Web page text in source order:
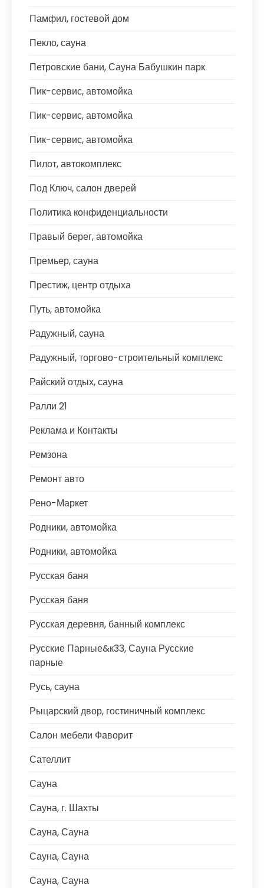
Памфил, гостевой дом
Пекло, сауна
Петровские бани, Сауна Бабушкин парк
Пик-сервис, автомойка
Пик-сервис, автомойка
Пик-сервис, автомойка
Пилот, автокомплекс
Под Ключ, салон дверей
Политика конфиденциальности
Правый берег, автомойка
Премьер, сауна
Престиж, центр отдыха
Путь, автомойка
Радужный, сауна
Радужный, торгово-строительный комплекс
Райский отдых, сауна
Ралли 21
Реклама и Контакты
Ремзона
Ремонт авто
Рено-Маркет
Родники, автомойка
Родники, автомойка
Русская баня
Русская баня
Русская деревня, банный комплекс
Русские Парные&к33, Сауна Русские
парные
Русь, сауна
Рыцарский двор, гостиничный комплекс
Салон мебели Фаворит
Сателлит
Сауна
Сауна, г. Шахты
Сауна, Сауна
Сауна, Сауна
Сауна, Сауна